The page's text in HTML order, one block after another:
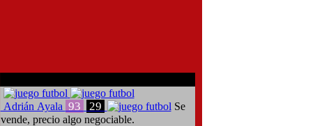
Adrián Ayala 93 29
Se
vende, precio algo negociable.